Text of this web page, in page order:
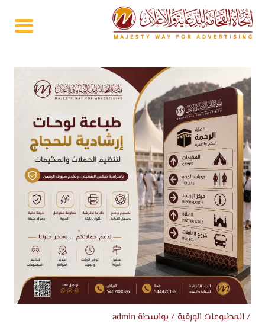
تخطي
إلى
المحتوى
/ المطبوعات الورقية / بواسطة admin